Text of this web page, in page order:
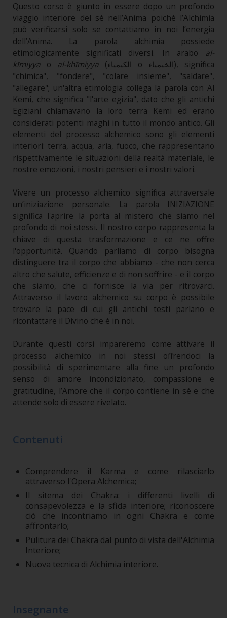
Questo corso è giunto in essere dopo un profondo
viaggio interiore del sé nell’Anima poiché l’Alchimia
può verificarsi solo se contattiamo in noi l’energia
dell’Anima. La parola alchimia possiede
etimologicamente significati diversi. In arabo al-
kīmiyya o al-khīmiyya (الكيمياء o الخيمياء), significa
"chimica", "fondere", "colare insieme", "saldare",
"allegare"; un'altra etimologia collega la parola con Al
Kemi, che significa "l'arte egizia", dato che gli antichi
Egiziani chiamavano la loro terra Kemi ed erano
considerati potenti maghi in tutto il mondo antico. Gli
elementi del processo alchemico sono gli elementi
interiori: terra, acqua, aria, fuoco, che rappresentano
rispettivamente le situazioni della realtà materiale, le
nostre emozioni, i nostri pensieri e i nostri valori.
Vivere un processo alchemico significa attraversale
un’iniziazione personale. La parola INIZIAZIONE
significa l'aprire la porta al mistero che siamo nel
profondo di noi stessi. Il nostro corpo rappresenta la
chiave di questa trasformazione e ce ne offre
l'opportunità. Quando parliamo di corpo bisogna
distinguere tra il corpo che abbiamo - che non cerca
altro che salute, efficienze e di non soffrire - e il corpo
che siamo, che ci fornisce la via per ritrovarci.
Attraverso il lavoro alchemico su corpo è possibile
trovare la pace di cui gli antichi testi parlano e
ricontattare il Divino che è in noi.
Durante questi corsi impareremo come attivare il
processo alchemico in noi stessi offrendoci la
possibilità di sperimentare alla fine un profondo
senso di amore incondizionato, compassione e
gratitudine, l’Amore che il corpo contiene in sé e che
attende solo di essere rivelato.
Contenuti
Comprendere il Karma e come rilasciarlo
attraverso l'Opera Alchemica;
Il sitema dei Chakra: i differenti livelli di
consapevolezza e la sfida interiore; riconoscere
ciò che incontriamo in ogni Chakra e come
affrontarlo;
Pulitura dei Chakra dal punto di vista dell'Alchimia
Interiore;
Nuova tecnica di Alchimia interiore.
Insegnante